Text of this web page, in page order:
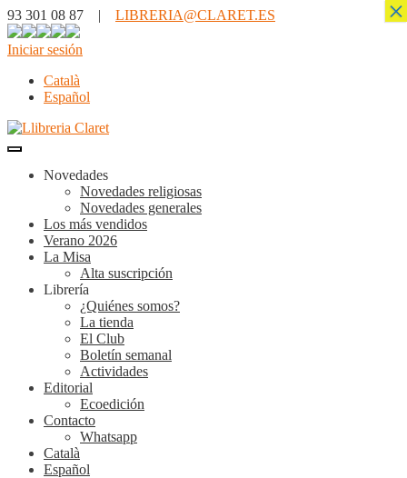
93 301 08 87 | LIBRERIA@CLARET.ES
Iniciar sesión
Català
Español
Novedades
Novedades religiosas
Novedades generales
Los más vendidos
Verano 2026
La Misa
Alta suscripción
Librería
¿Quiénes somos?
La tienda
El Club
Boletín semanal
Actividades
Editorial
Ecoedición
Contacto
Whatsapp
Català
Español
×